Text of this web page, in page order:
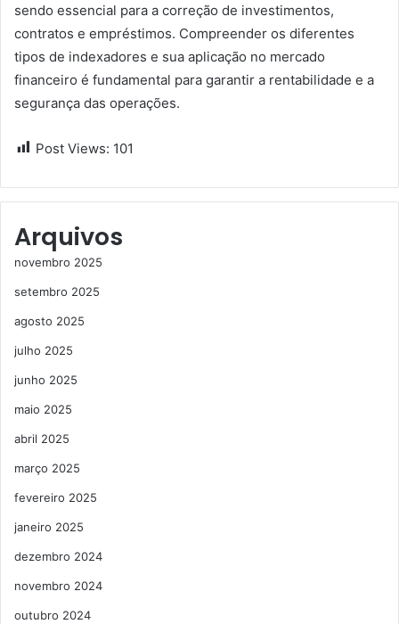
sendo essencial para a correção de investimentos,
contratos e empréstimos. Compreender os diferentes
tipos de indexadores e sua aplicação no mercado
financeiro é fundamental para garantir a rentabilidade e a
segurança das operações.
Post Views: 101
Arquivos
novembro 2025
setembro 2025
agosto 2025
julho 2025
junho 2025
maio 2025
abril 2025
março 2025
fevereiro 2025
janeiro 2025
dezembro 2024
novembro 2024
outubro 2024